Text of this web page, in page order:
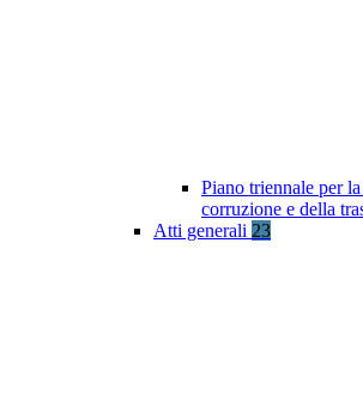
Piano triennale per
corruzione e della
Atti generali 23